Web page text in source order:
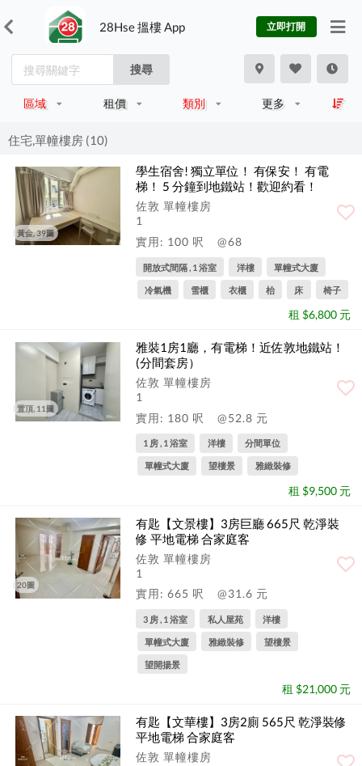
28Hse 搵樓 App 立即打開
搜尋
區域 租價 類別 更多
住宅,單幢樓房 (10)
黃金, 39圖
學生宿舍! 獨立單位！ 有保安！ 有電
梯！ 5 分鐘到地鐵站！歡迎約看！
佐敦 單幢樓房
1
實用: 100 呎
@68
開放式間隔 , 1 浴室 洋樓 單幢式大廈
冷氣機 雪櫃 衣櫃 枱 床 椅子
租 $6,800 元
置頂, 11圖
雅裝1房1廳，有電梯！近佐敦地鐵站！
(分間套房）
佐敦 單幢樓房
1
實用: 180 呎
@52.8 元
1 房 , 1 浴室 洋樓 分間單位
單幢式大廈 望樓景 雅緻裝修
租 $9,500 元
20圖
有匙【文景樓】3房巨廳 665尺 乾淨裝
修 平地電梯 合家庭客
佐敦 單幢樓房
1
實用: 665 呎
@31.6 元
3 房 , 1 浴室 私人屋苑 洋樓
單幢式大廈 雅緻裝修 望樓景
望開揚景
租 $21,000 元
有匙【文華樓】3房2廁 565尺 乾淨裝修
平地電梯 合家庭客
佐敦 單幢樓房